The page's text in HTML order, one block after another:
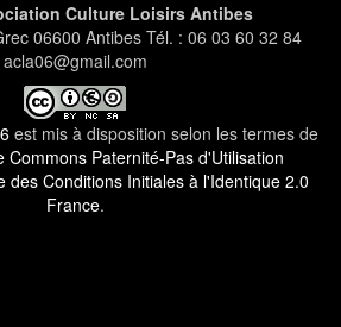
Culture Loisirs Antibes
06600 Antibes Tél. : 06 03 60 32 84
acla06@gmail.com
est mis à disposition selon les termes de
Commons Paternité-Pas d'Utilisation
des Conditions Initiales à l'Identique 2.0
France.